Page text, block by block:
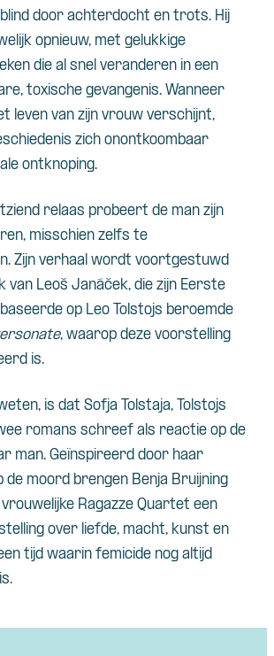
door achterdocht en trots. Hij
opnieuw, met gelukkige
die al snel veranderen in een
toxische gevangenis. Wanneer
leven van zijn vrouw verschijnt,
zich onontkoombaar
ontknoping.
relaas probeert de man zijn
misschien zelfs te
Zijn verhaal wordt voortgestuwd
van Leoš Janáček, die zijn Eerste
op Leo Tolstojs beroemde
, waarop deze voorstelling
is.
is dat Sofja Tolstaja, Tolstojs
romans schreef als reactie op de
man. Geïnspireerd door haar
moord brengen Benja Bruijning
Ragazze Quartet een
over liefde, macht, kunst en
tijd waarin femicide nog altijd